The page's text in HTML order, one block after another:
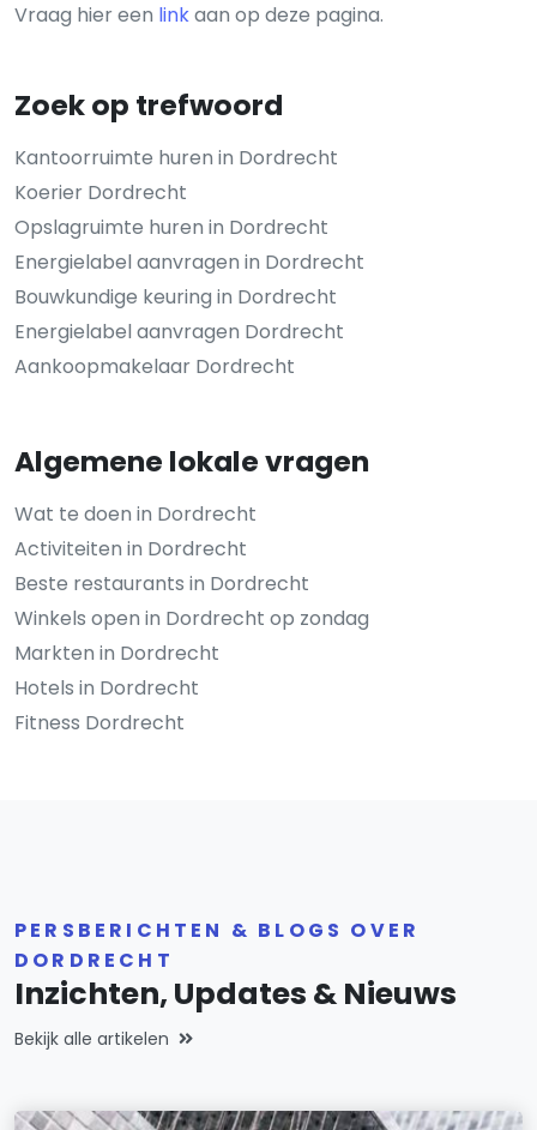
Vraag hier een linkaan op deze pagina.
Zoek op trefwoord
Kantoorruimte huren in Dordrecht
Koerier Dordrecht
Opslagruimte huren in Dordrecht
Energielabel aanvragen in Dordrecht
Bouwkundige keuring in Dordrecht
Energielabel aanvragen Dordrecht
Aankoopmakelaar Dordrecht
Algemene lokale vragen
Wat te doen in Dordrecht
Activiteiten in Dordrecht
Beste restaurants in Dordrecht
Winkels open in Dordrecht op zondag
Markten in Dordrecht
Hotels in Dordrecht
Fitness Dordrecht
PERSBERICHTEN & BLOGS OVER
DORDRECHT
Inzichten, Updates & Nieuws
Bekijk alle artikelen